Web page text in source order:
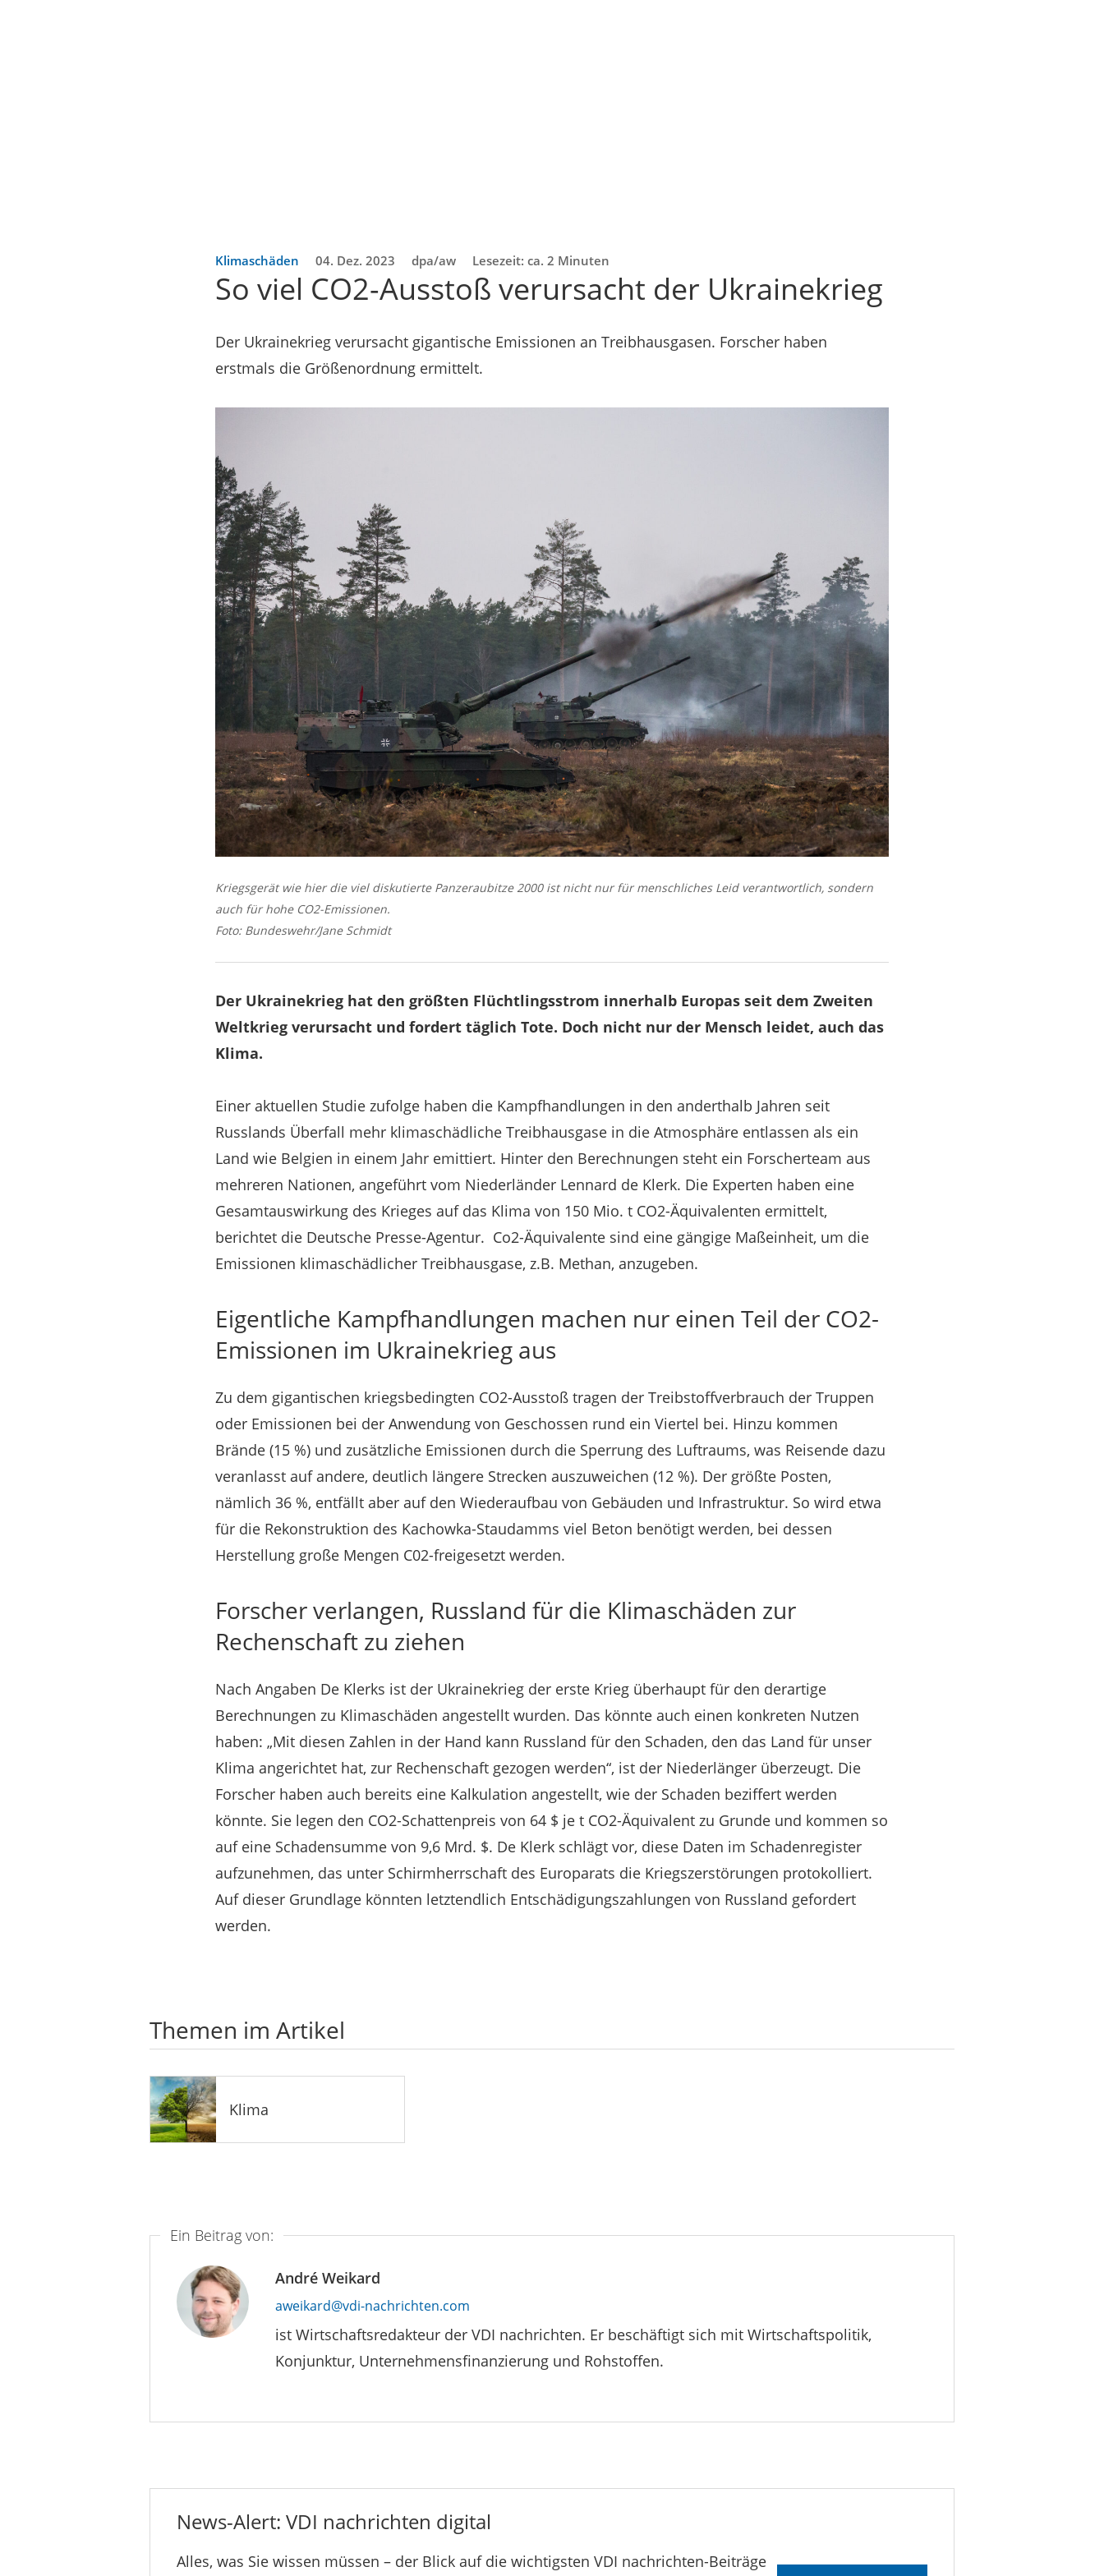
Klimaschäden 04. Dez. 2023 dpa/aw Lesezeit: ca. 2 Minuten
So viel CO2-Ausstoß verursacht der Ukrainekrieg
Der Ukrainekrieg verursacht gigantische Emissionen an Treibhausgasen. Forscher haben
erstmals die Größenordnung ermittelt.
Kriegsgerät wie hier die viel diskutierte Panzeraubitze 2000 ist nicht nur für menschliches Leid verantwortlich, sondern
auch für hohe CO2-Emissionen.
Foto: Bundeswehr/Jane Schmidt
Der Ukrainekrieg hat den größten Flüchtlingsstrom innerhalb Europas seit dem Zweiten
Weltkrieg verursacht und fordert täglich Tote. Doch nicht nur der Mensch leidet, auch das
Klima.
Einer aktuellen Studie zufolge haben die Kampfhandlungen in den anderthalb Jahren seit
Russlands Überfall mehr klimaschädliche Treibhausgase in die Atmosphäre entlassen als ein
Land wie Belgien in einem Jahr emittiert. Hinter den Berechnungen steht ein Forscherteam aus
mehreren Nationen, angeführt vom Niederländer Lennard de Klerk. Die Experten haben eine
Gesamtauswirkung des Krieges auf das Klima von 150 Mio. t CO2-Äquivalenten ermittelt,
berichtet die Deutsche Presse-Agentur. Co2-Äquivalente sind eine gängige Maßeinheit, um die
Emissionen klimaschädlicher Treibhausgase, z.B. Methan, anzugeben.
Eigentliche Kampfhandlungen machen nur einen Teil der CO2-
Emissionen im Ukrainekrieg aus
Zu dem gigantischen kriegsbedingten CO2-Ausstoß tragen der Treibstoffverbrauch der Truppen
oder Emissionen bei der Anwendung von Geschossen rund ein Viertel bei. Hinzu kommen
Brände (15 %) und zusätzliche Emissionen durch die Sperrung des Luftraums, was Reisende dazu
veranlasst auf andere, deutlich längere Strecken auszuweichen (12 %). Der größte Posten,
nämlich 36 %, entfällt aber auf den Wiederaufbau von Gebäuden und Infrastruktur. So wird etwa
für die Rekonstruktion des Kachowka-Staudamms viel Beton benötigt werden, bei dessen
Herstellung große Mengen C02-freigesetzt werden.
Forscher verlangen, Russland für die Klimaschäden zur
Rechenschaft zu ziehen
Nach Angaben De Klerks ist der Ukrainekrieg der erste Krieg überhaupt für den derartige
Berechnungen zu Klimaschäden angestellt wurden. Das könnte auch einen konkreten Nutzen
haben: „Mit diesen Zahlen in der Hand kann Russland für den Schaden, den das Land für unser
Klima angerichtet hat, zur Rechenschaft gezogen werden“, ist der Niederlänger überzeugt. Die
Forscher haben auch bereits eine Kalkulation angestellt, wie der Schaden beziffert werden
könnte. Sie legen den CO2-Schattenpreis von 64 $ je t CO2-Äquivalent zu Grunde und kommen so
auf eine Schadensumme von 9,6 Mrd. $. De Klerk schlägt vor, diese Daten im Schadenregister
aufzunehmen, das unter Schirmherrschaft des Europarats die Kriegszerstörungen protokolliert.
Auf dieser Grundlage könnten letztendlich Entschädigungszahlungen von Russland gefordert
werden.
Themen im Artikel
Klima
Ein Beitrag von:
André Weikard
aweikard@vdi-nachrichten.com
ist Wirtschaftsredakteur der VDI nachrichten. Er beschäftigt sich mit Wirtschaftspolitik,
Konjunktur, Unternehmensfinanzierung und Rohstoffen.
News-Alert: VDI nachrichten digital
Alles, was Sie wissen müssen – der Blick auf die wichtigsten VDI nachrichten-Beiträge